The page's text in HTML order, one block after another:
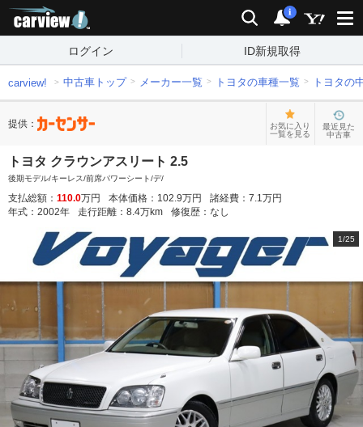
検索 通知
i
ログイン ID新規取得
carview! 中古車トップ メーカー一覧 トヨタの車種一覧 トヨタの
提供：
お気に入り
一覧を見る
最近見た
中古車
トヨタ クラウンアスリート 2.5
後期モデル/キーレス/前席パワーシート/デ/
支払総額： 110.0万円 本体価格： 102.9万円 諸経費： 7.1万円
年式： 2002年 走行距離： 8.4万km 修復歴： なし
1/25